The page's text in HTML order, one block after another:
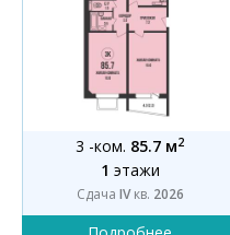
3 -ком. 85.7 м2
1 этажи
Сдача IVкв. 2026